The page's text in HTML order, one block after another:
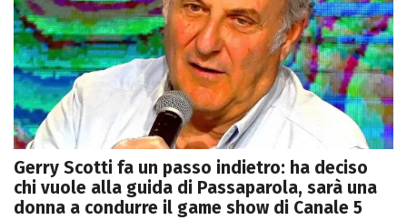
Gerry Scotti fa un passo indietro: ha deciso
chi vuole alla guida di Passaparola, sarà una
donna a condurre il game show di Canale 5